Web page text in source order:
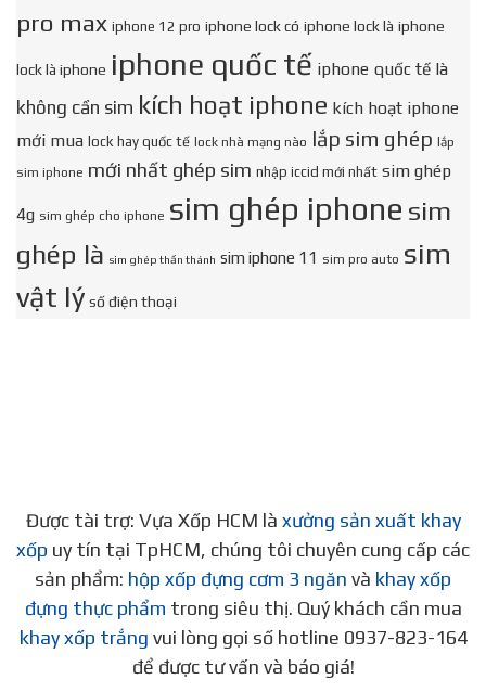
pro max iphone 12 pro iphone lock có iphone lock là iphone
lock là iphone iphone quốc tế iphone quốc tế là
không cần sim kích hoạt iphone kích hoạt iphone
mới mua lock hay quốc tế lock nhà mạng nào lắp sim ghép lắp
sim iphone mới nhất ghép sim nhập iccid mới nhất sim ghép
4g sim ghép cho iphone sim ghép iphone sim
ghép là sim ghép thần thánh sim iphone 11 sim pro auto sim
vật lý số điện thoại
Được tài trợ: Vựa Xốp HCM là xưởng sản xuất khay
xốp uy tín tại TpHCM, chúng tôi chuyên cung cấp các
sản phẩm: hộp xốp đựng cơm 3 ngăn và khay xốp
đựng thực phẩm trong siêu thị. Quý khách cần mua
khay xốp trắng vui lòng gọi số hotline 0937-823-164
để được tư vấn và báo giá!